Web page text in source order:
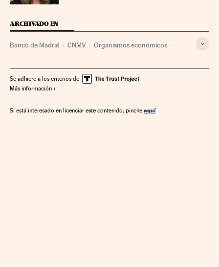
ARCHIVADO EN
Banco de Madrid CNMV Organismos económicos
Administración Estado Economía Finanzas
Se adhiere a los criterios de
Más información
Si está interesado en licenciar este contenido, pinche aquí